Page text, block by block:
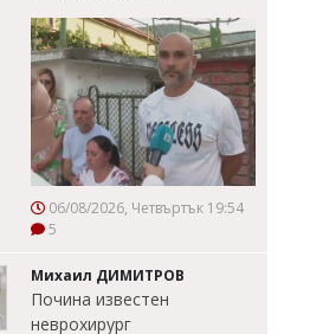
06/08/2026, Четвъртък 19:54
5
Михаил ДИМИТРОВ
Почина известен
неврохирург